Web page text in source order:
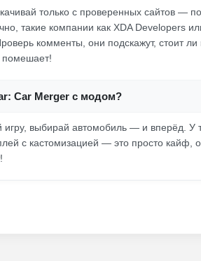
только с проверенных сайтов —
такие компании как XDA Developers
комменты, они подскажут, стоит ли
помешает!
Car Merger с модом?
игру, выбирай автомобиль — и вперёд. У
с кастомизацией — это просто кайф,